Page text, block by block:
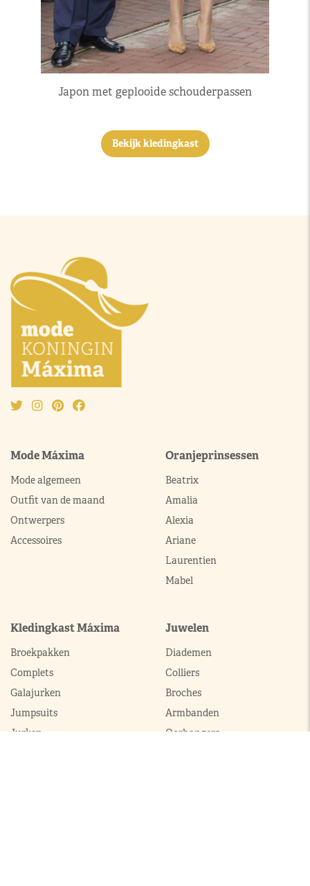
Japon met geplooide schouderpassen
Bekijk kledingkast
Mode Máxima
Mode algemeen
Outfit van de maand
Ontwerpers
Accessoires
Oranjeprinsessen
Beatrix
Amalia
Alexia
Ariane
Laurentien
Mabel
Kledingkast Máxima
Broekpakken
Complets
Galajurken
Jumpsuits
Jurken
Juwelen
Diademen
Colliers
Broches
Armbanden
Oorhangers